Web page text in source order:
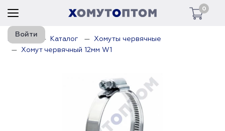
0
Войти
Главная Каталог
Хомуты червячные
Хомут червячный 12мм W1